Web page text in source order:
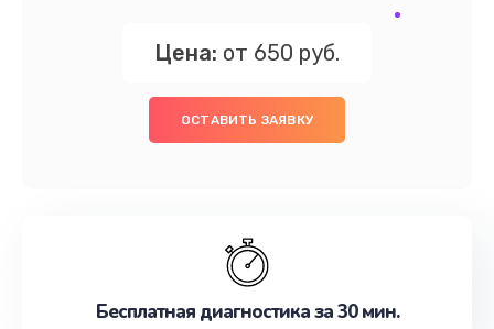
Цена: от 650 руб.
ОСТАВИТЬ ЗАЯВКУ
Бесплатная диагностика за 30 мин.